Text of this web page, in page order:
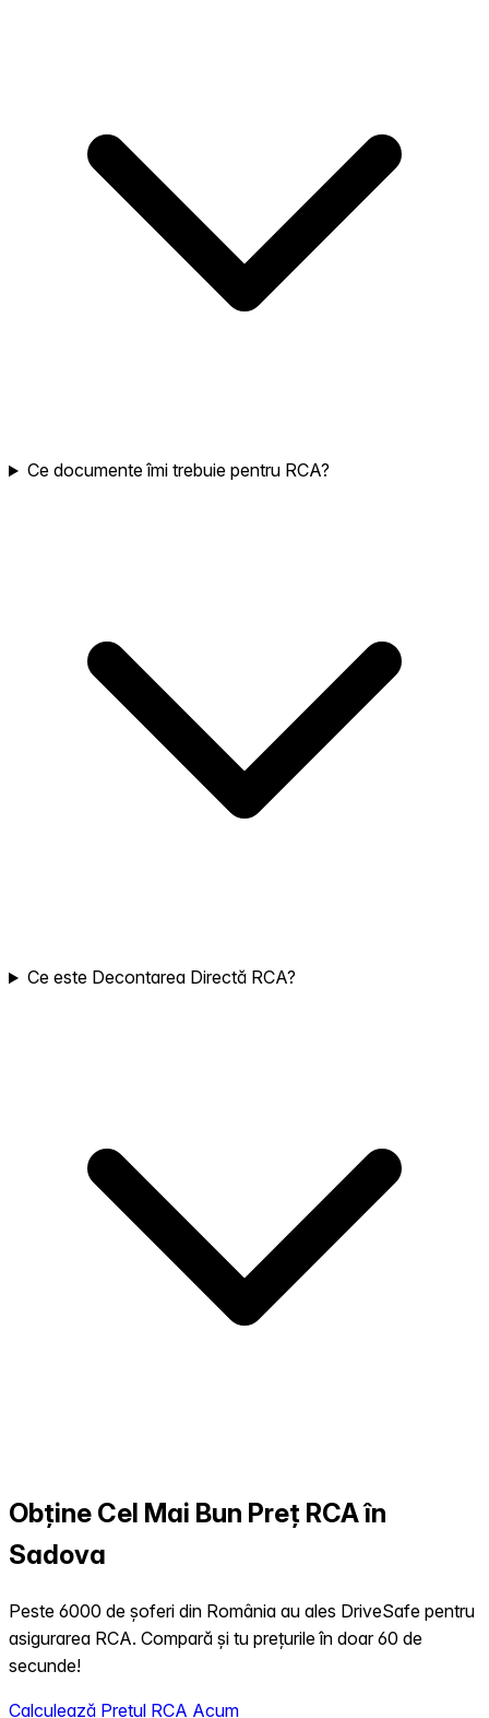
Ce documente îmi trebuie pentru RCA?
Ce este Decontarea Directă RCA?
Obține Cel Mai Bun Preț RCA în
Sadova
Peste 6000 de șoferi din România au ales DriveSafe pentru
asigurarea RCA. Compară și tu prețurile în doar 60 de
secunde!
Calculează Prețul RCA Acum